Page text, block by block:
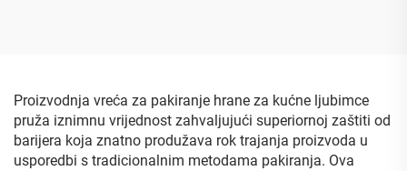
Proizvodnja vreća za pakiranje hrane za kućne ljubimce
pruža iznimnu vrijednost zahvaljujući superiornoj zaštiti od
barijera koja znatno produžava rok trajanja proizvoda u
usporedbi s tradicionalnim metodama pakiranja. Ova